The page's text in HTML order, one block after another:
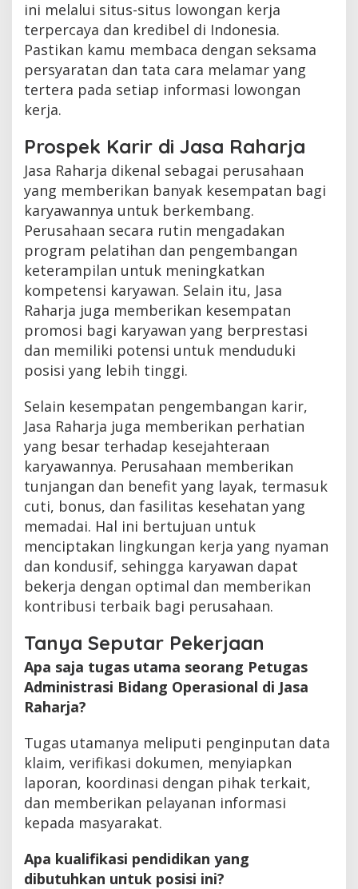
ini melalui situs-situs lowongan kerja
terpercaya dan kredibel di Indonesia.
Pastikan kamu membaca dengan seksama
persyaratan dan tata cara melamar yang
tertera pada setiap informasi lowongan
kerja.
Prospek Karir di Jasa Raharja
Jasa Raharja dikenal sebagai perusahaan
yang memberikan banyak kesempatan bagi
karyawannya untuk berkembang.
Perusahaan secara rutin mengadakan
program pelatihan dan pengembangan
keterampilan untuk meningkatkan
kompetensi karyawan. Selain itu, Jasa
Raharja juga memberikan kesempatan
promosi bagi karyawan yang berprestasi
dan memiliki potensi untuk menduduki
posisi yang lebih tinggi.
Selain kesempatan pengembangan karir,
Jasa Raharja juga memberikan perhatian
yang besar terhadap kesejahteraan
karyawannya. Perusahaan memberikan
tunjangan dan benefit yang layak, termasuk
cuti, bonus, dan fasilitas kesehatan yang
memadai. Hal ini bertujuan untuk
menciptakan lingkungan kerja yang nyaman
dan kondusif, sehingga karyawan dapat
bekerja dengan optimal dan memberikan
kontribusi terbaik bagi perusahaan.
Tanya Seputar Pekerjaan
Apa saja tugas utama seorang Petugas
Administrasi Bidang Operasional di Jasa
Raharja?
Tugas utamanya meliputi penginputan data
klaim, verifikasi dokumen, menyiapkan
laporan, koordinasi dengan pihak terkait,
dan memberikan pelayanan informasi
kepada masyarakat.
Apa kualifikasi pendidikan yang
dibutuhkan untuk posisi ini?